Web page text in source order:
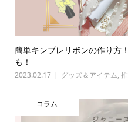
簡単キンブレリボンの作り方
も！
2023.02.17 グッズ＆アイテム,
コラム